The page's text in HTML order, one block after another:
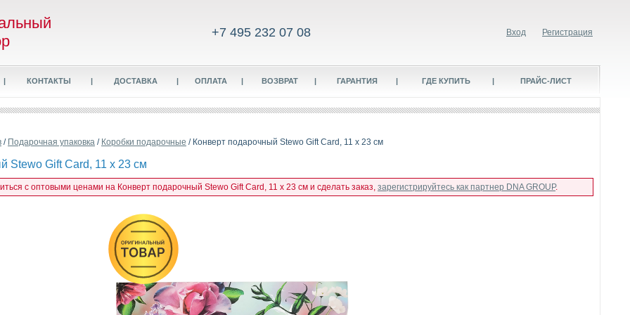
+7 495 232 07 08 Вход Регистрация
| КОНТАКТЫ | ДОСТАВКА | ОПЛАТА | ВОЗВРАТ | ГАРАНТИЯ | ГДЕ КУПИТЬ | ПРАЙС-ЛИСТ
/ Подарочная упаковка / Коробки подарочные / Конверт подарочный Stewo Gift Card, 11 x 23 см
Stewo Gift Card, 11 x 23 см
с оптовыми ценами на Конверт подарочный Stewo Gift Card, 11 x 23 см и сделать заказ, зарегистрируйтесь как партнер DNA GROUP.